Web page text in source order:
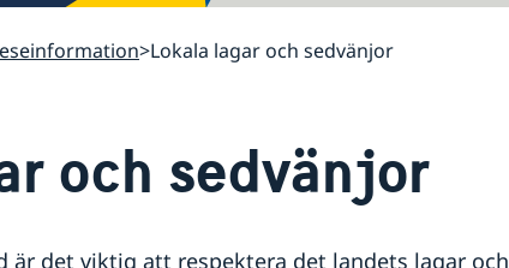
Lokala lagar och sedvänjor
och sedvänjor
är det viktig att respektera det landets lagar och